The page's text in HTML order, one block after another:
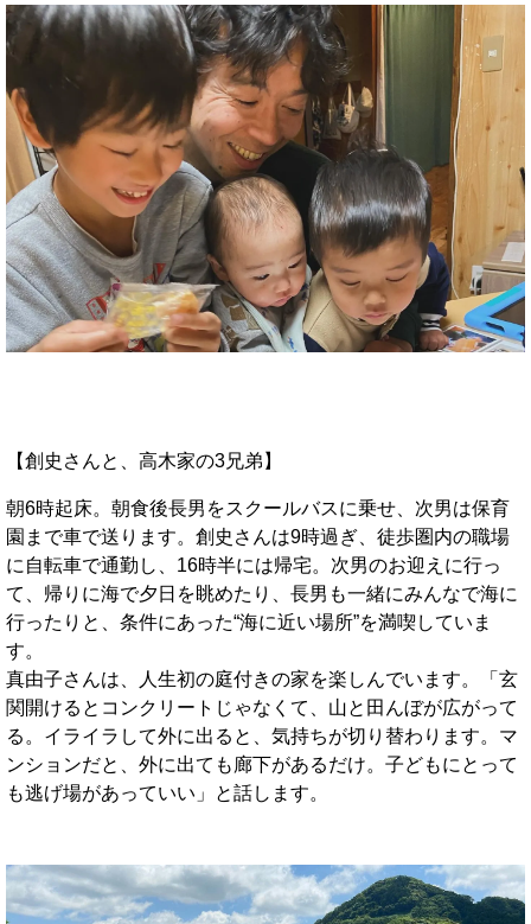
【創史さんと、高木家の3兄弟】
朝6時起床。朝食後長男をスクールバスに乗せ、次男は保育
園まで車で送ります。創史さんは9時過ぎ、徒歩圏内の職場
に自転車で通勤し、16時半には帰宅。次男のお迎えに行っ
て、帰りに海で夕日を眺めたり、長男も一緒にみんなで海に
行ったりと、条件にあった“海に近い場所”を満喫していま
す。
真由子さんは、人生初の庭付きの家を楽しんでいます。「玄
関開けるとコンクリートじゃなくて、山と田んぼが広がって
る。イライラして外に出ると、気持ちが切り替わります。マ
ンションだと、外に出ても廊下があるだけ。子どもにとって
も逃げ場があっていい」と話します。